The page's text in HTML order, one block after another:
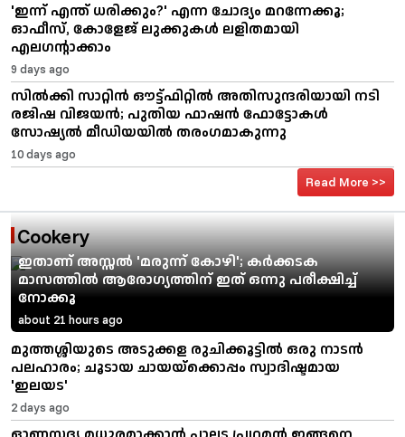
'ഇന്ന് എന്ത് ധരിക്കും?' എന്ന ചോദ്യം മറന്നേക്കൂ;
ഓഫീസ്, കോളേജ് ലുക്കുകൾ ലളിതമായി
എലഗന്റാക്കാം
9 days ago
സിൽക്കി സാറ്റിൻ ഔട്ട്ഫിറ്റിൽ അതിസുന്ദരിയായി നടി
രജിഷ വിജയൻ; പുതിയ ഫാഷൻ ഫോട്ടോകൾ
സോഷ്യൽ മീഡിയയിൽ തരംഗമാകുന്നു
10 days ago
Read More >>
Cookery
ഇതാണ് അസ്സൽ 'മരുന്ന് കോഴി'; കർക്കടക
മാസത്തിൽ ആരോഗ്യത്തിന് ഇത് ഒന്നു പരീക്ഷിച്ച്
നോക്കൂ
about 21 hours ago
മുത്തശ്ശിയുടെ അടുക്കള രുചിക്കൂട്ടിൽ ഒരു നാടൻ
പലഹാരം; ചൂടായ ചായയ്‌ക്കൊപ്പം സ്വാദിഷ്ടമായ
'ഇലയട'
2 days ago
ഓണസദ്യ മധുരമാക്കാൻ പാലട പ്രഥമൻ ഇങ്ങനെ